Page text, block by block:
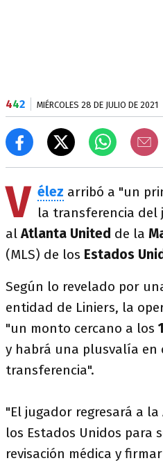
442 MIÉRCOLES 28 DE JULIO DE 2021
V élez arribó a "un
la transferencia del
alAtlanta United de la
(MLS) de los Estados
Según lo revelado por
entidad de Liniers, la
"un monto cercano a los
y habrá una plusvalía
transferencia".
"El jugador regresará a
los Estados Unidos para
revisación médica y